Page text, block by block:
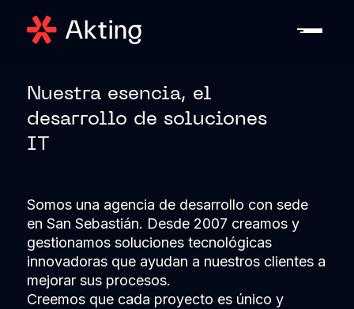
Nuestra esencia, el
desarrollo de soluciones
IT
Somos una agencia de desarrollo con sede
en San Sebastián. Desde 2007 creamos y
gestionamos soluciones tecnológicas
innovadoras que ayudan a nuestros clientes a
mejorar sus procesos.
Creemos que cada proyecto es único y